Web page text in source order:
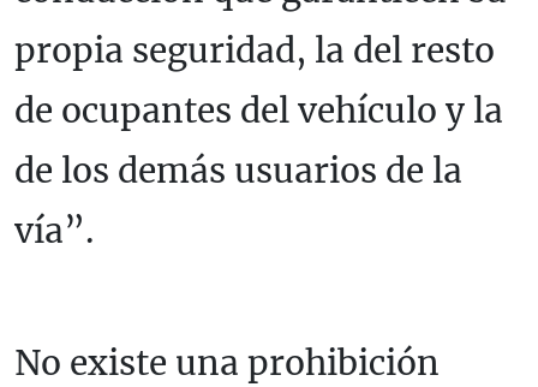
propia seguridad, la del resto
de ocupantes del vehículo y la
de los demás usuarios de la
vía”.
No existe una prohibición